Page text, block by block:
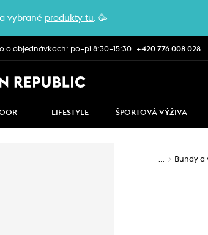
vybrané produkty tu. 🥳
o objednávkach: po–pi 8:30–15:30 +420 776 008 028
LIFESTYLE ŠPORTOVÁ VÝŽIVA
… Bundy a